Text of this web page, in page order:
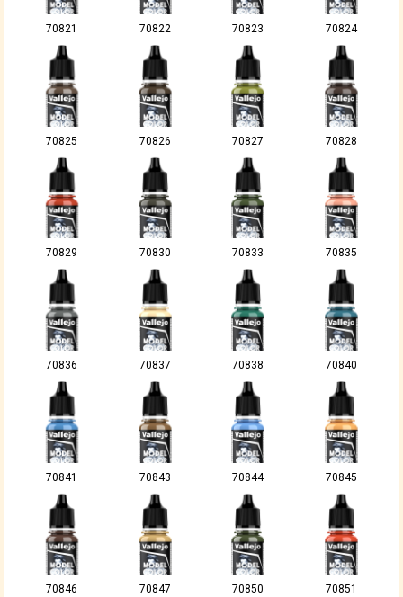
70821 70822 70823 70824
70825 70826 70827 70828
70829 70830 70833 70835
70836 70837 70838 70840
70841 70843 70844 70845
70846 70847 70850 70851